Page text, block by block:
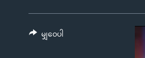
တရုတ်
အစ္စရေး-ပါလက်စတိုင်း
ရပ်ဝန်းတခု လမ်းတခု အလွန်
အင်္ဂလိပ်စာလေ့လာမယ်
မျှဝေပါ